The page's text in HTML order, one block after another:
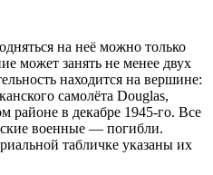
на неё можно только
может занять не менее двух
находится на вершине:
самолёта Douglas,
районе в декабре 1945‑го. Все
военные — погибли.
табличке указаны их